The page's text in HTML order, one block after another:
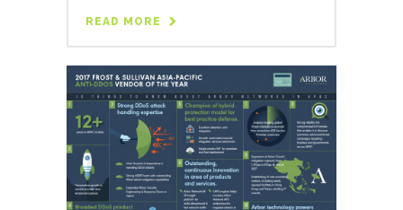
READ MORE